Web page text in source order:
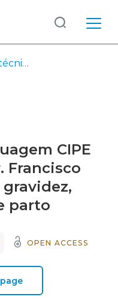
IPP - Instituto Politécnico de Portalegre
CIPE
Francisco
parto
OPEN ACCESS